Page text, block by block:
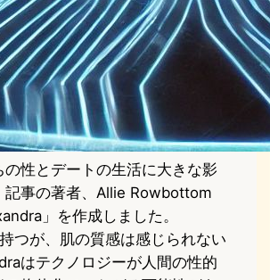
性とデートの生活に大きな影
記事の著者、Allie Rowbottom
」を作成しました。
つが、肌の質感は感じられない
はテクノロジーが人間の性的